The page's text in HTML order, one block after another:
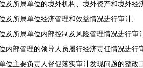
所属单位的境外机构、境外资产和境外经
所属单位经济管理和效益情况进行审计;
所属单位内部控制及风险管理情况进行审
部管理的领导人员履行经济责任情况进行
主要负责人督促落实审计发现问题的整改